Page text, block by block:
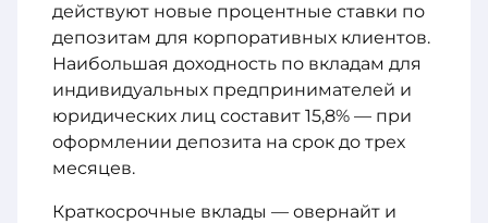
действуют новые процентные ставки по
депозитам для корпоративных клиентов.
Наибольшая доходность по вкладам для
индивидуальных предпринимателей и
юридических лиц составит 15,8% — при
оформлении депозита на срок до трех
месяцев.
Краткосрочные вклады — овернайт и